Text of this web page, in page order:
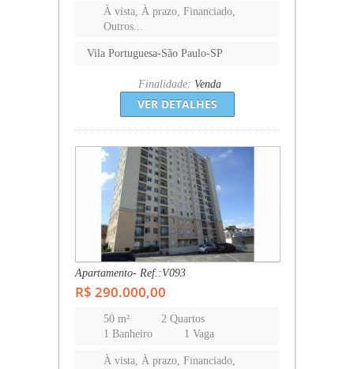
À vista, À prazo, Financiado,
Outros...
Vila Portuguesa-São Paulo-SP
Finalidade: Venda
VER DETALHES
Apartamento- Ref.:V093
R$ 290.000,00
50 m²
2 Quartos
1 Banheiro
1 Vaga
À vista, À prazo, Financiado,